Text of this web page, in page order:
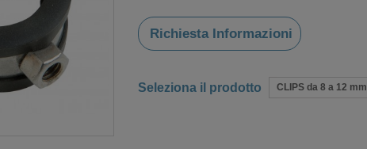
Richiesta Informazioni
Seleziona il prodotto CLIPS da 8 a 12 mm